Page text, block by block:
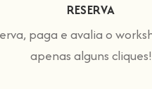
RESERVA
paga e avalia o
apenas alguns cliques!